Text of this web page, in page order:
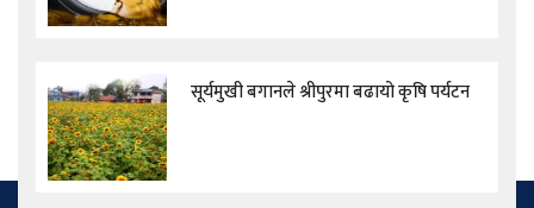
सूर्यमुखी बगानले श्रीपुरमा बढायो कृषि पर्यटन